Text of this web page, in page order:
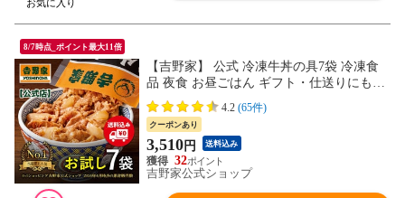
8/7時点_ポイント最大11倍
【吉野家】 公式 冷凍牛丼の具7袋 冷凍食
品 夜食 お昼ごはん ギフト・仕送りにも！
送料込み
4.2 (65件)
クーポンあり
3,510円 送料込み
32
吉野家公式ショップ